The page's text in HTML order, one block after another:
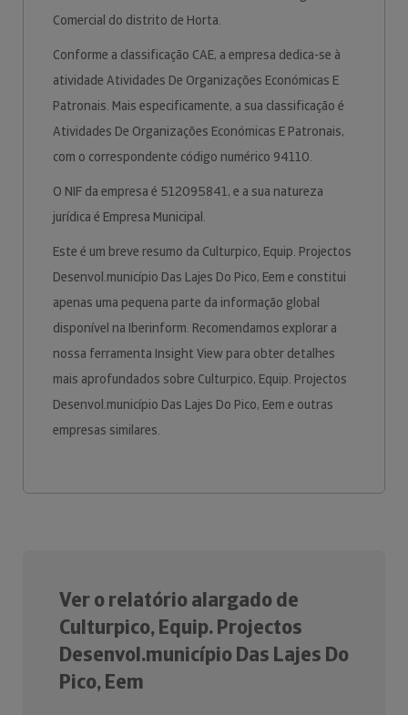
Comercial do distrito de Horta.
Conforme a classificação CAE, a empresa dedica-se à
atividade Atividades De Organizações Económicas E
Patronais. Mais especificamente, a sua classificação é
Atividades De Organizações Económicas E Patronais,
com o correspondente código numérico 94110.
O NIF da empresa é 512095841, e a sua natureza
jurídica é Empresa Municipal.
Este é um breve resumo da Culturpico, Equip. Projectos
Desenvol.município Das Lajes Do Pico, Eem e constitui
apenas uma pequena parte da informação global
disponível na Iberinform. Recomendamos explorar a
nossa ferramenta Insight View para obter detalhes
mais aprofundados sobre Culturpico, Equip. Projectos
Desenvol.município Das Lajes Do Pico, Eem e outras
empresas similares.
Ver o relatório alargado de
Culturpico, Equip. Projectos
Desenvol.município Das Lajes Do
Pico, Eem